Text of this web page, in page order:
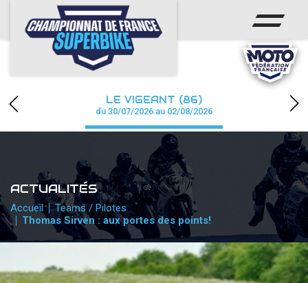
ACCUEIL
CHAMPIONNAT
CALENDRIER
PHOTOS / WEB TV
PARTENAIRES
PRESSE
LE VIGEANT (86)
du 30/07/2026 au 02/08/2026
ACTUALITÉS
Accueil
Teams / Pilotes
Thomas Sirven : aux portes des points!